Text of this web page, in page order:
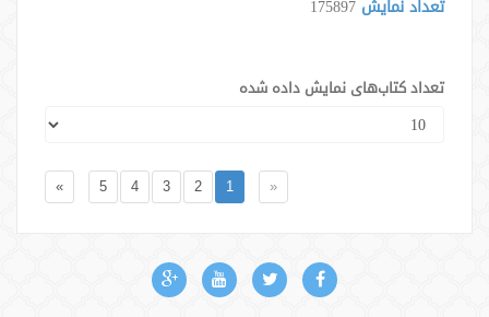
تعداد نمایش 175897
تعداد کتاب‌های نمایش داده شده
«
1
2
3
4
5
»